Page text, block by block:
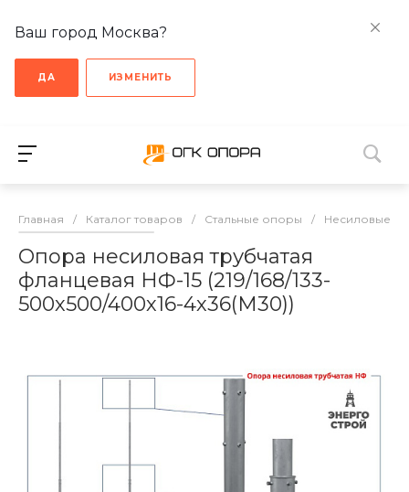
Ваш город Москва?
ДА ИЗМЕНИТЬ
Главная / Каталог товаров / Стальные опоры / Несиловые
Опора несиловая трубчатая
фланцевая НФ-15 (219/168/133-
500х500/400х16-4х36(М30))